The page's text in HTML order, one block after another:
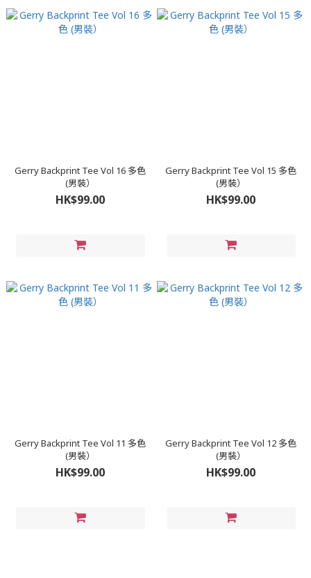
Gerry Backprint Tee Vol 16 多色
(男裝）
HK$99.00
Gerry Backprint Tee Vol 15 多色
(男裝）
HK$99.00
Gerry Backprint Tee Vol 11 多色
(男裝）
HK$99.00
Gerry Backprint Tee Vol 12 多色
(男裝）
HK$99.00